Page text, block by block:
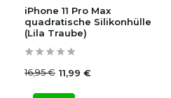
iPhone 11 Pro Max
quadratische Silikonhülle
(Lila Traube)
16,95 € 11,99 €